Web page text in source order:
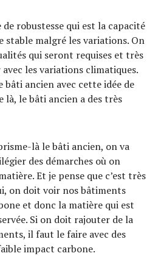
de robustesse qui est la capacité
stable malgré les variations. On
qui seront requises et très
les variations climatiques.
bâti ancien avec cette idée de
là, le bâti ancien a des très
là le bâti ancien, on va
des démarches où on
Et je pense que c’est très
on doit voir nos bâtiments
et donc la matière qui est
Si on doit rajouter de la
il faut le faire avec des
impact carbone.